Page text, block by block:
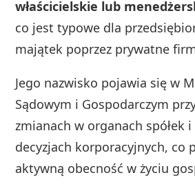
właścicielskie lub
co jest typowe dla
majątek poprzez prywatne
Jego nazwisko pojawia się w
Sądowym i Gospodarczym
zmianach w organach spółek
decyzjach korporacyjnych, co
aktywną obecność w życiu